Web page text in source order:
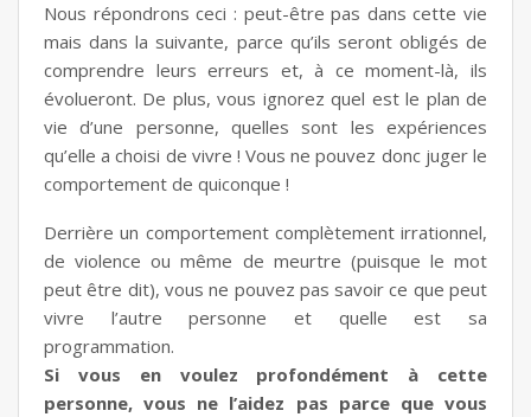
Nous répondrons ceci : peut-être pas dans cette vie
mais dans la suivante, parce qu’ils seront obligés de
comprendre leurs erreurs et, à ce moment-là, ils
évolueront. De plus, vous ignorez quel est le plan de
vie d’une personne, quelles sont les expériences
qu’elle a choisi de vivre ! Vous ne pouvez donc juger le
comportement de quiconque !
Derrière un comportement complètement irrationnel,
de violence ou même de meurtre (puisque le mot
peut être dit), vous ne pouvez pas savoir ce que peut
vivre l’autre personne et quelle est sa
programmation.
Si vous en voulez profondément à cette
personne, vous ne l’aidez pas parce que vous